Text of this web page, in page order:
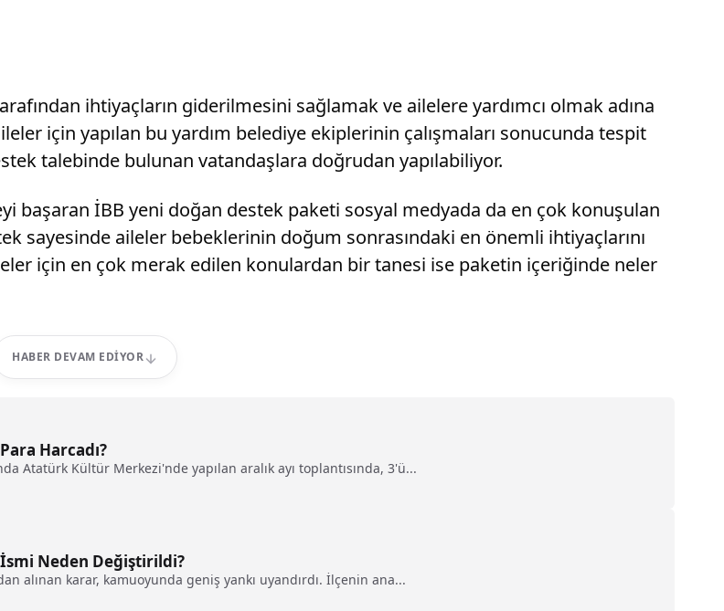
ihtiyaçların giderilmesini sağlamak ve ailelere yardımcı olmak adına
için yapılan bu yardım belediye ekiplerinin çalışmaları sonucunda tespit
talebinde bulunan vatandaşlara doğrudan yapılabiliyor.
başaran İBB yeni doğan destek paketi sosyal medyada da en çok konuşulan
sayesinde aileler bebeklerinin doğum sonrasındaki en önemli ihtiyaçlarını
için en çok merak edilen konulardan bir tanesi ise paketin içeriğinde neler
HABER DEVAM EDIYOR
Harcadı?
Atatürk Kültür Merkezi'nde yapılan aralık ayı toplantısında, 3'ü...
İsmi Neden Değiştirildi?
alınan karar, kamuoyunda geniş yankı uyandırdı. İlçenin ana...